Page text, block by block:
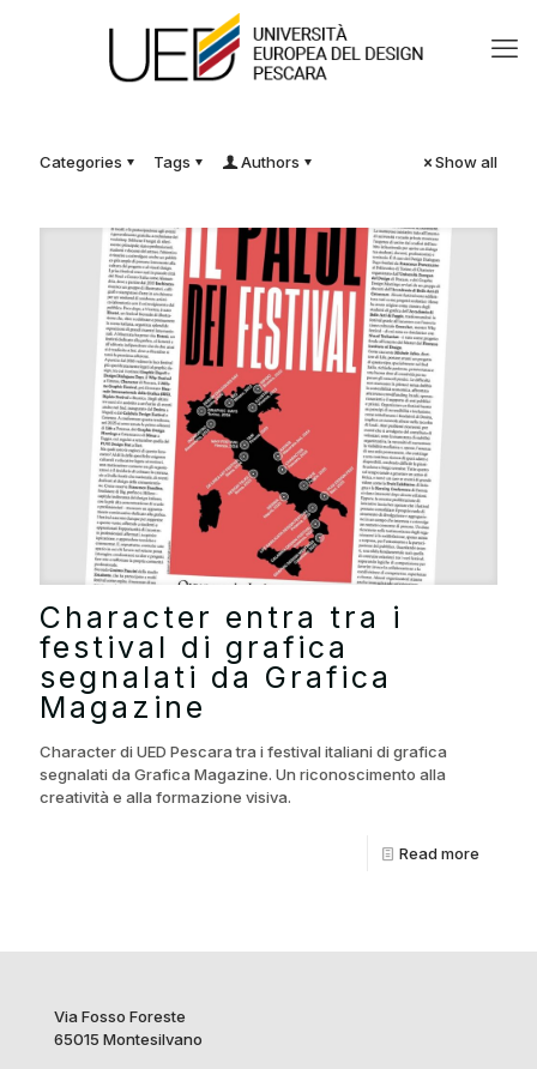
Categories Tags Authors Show all
Character entra tra i
festival di grafica
segnalati da Grafica
Magazine
Character di UED Pescara tra i festival italiani di grafica
segnalati da Grafica Magazine. Un riconoscimento alla
creatività e alla formazione visiva.
Read more
Via Fosso Foreste
65015 Montesilvano